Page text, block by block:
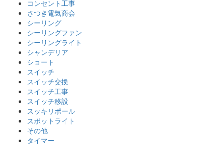
コンセント工事
さつき電気商会
シーリング
シーリングファン
シーリングライト
シャンデリア
ショート
スイッチ
スイッチ交換
スイッチ工事
スイッチ移設
スッキリポール
スポットライト
その他
タイマー